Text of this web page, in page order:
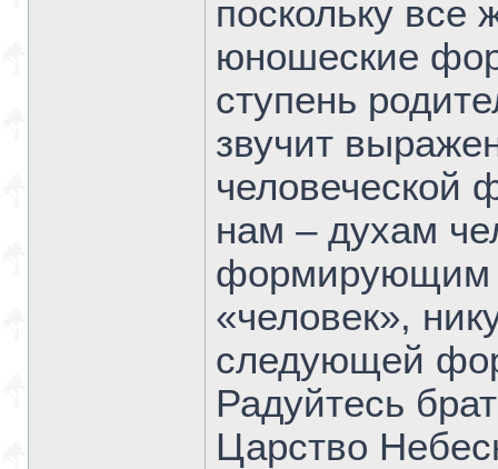
поскольку все
юношеские
ступень
звучит
человеческой
нам – духам
формирующим
«человек»,
следующей
Радуйтесь
Царство